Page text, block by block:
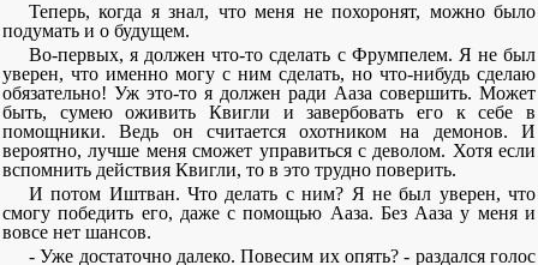
Теперь, когда я знал, что меня не похоронят, можно было
подумать и о будущем.
Во-первых, я должен что-то сделать с Фрумпелем. Я не был
уверен, что именно могу с ним сделать, но что-нибудь сделаю
обязательно! Уж это-то я должен ради Ааза совершить. Может
быть, сумею оживить Квигли и завербовать его к себе в
помощники. Ведь он считается охотником на демонов. И
вероятно, лучше меня сможет управиться с деволом. Хотя если
вспомнить действия Квигли, то в это трудно поверить.
И потом Иштван. Что делать с ним? Я не был уверен, что
смогу победить его, даже с помощью Ааза. Без Ааза у меня и
вовсе нет шансов.
- Уже достаточно далеко. Повесим их опять? - раздался голос